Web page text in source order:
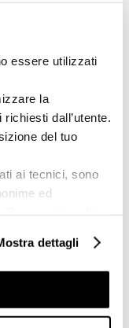
essere utilizzati
la
dall’utente.
del tuo
ai tecnici, sono
ed
utilizzati, solo
tue abitudini di
mirati, in
dettagli